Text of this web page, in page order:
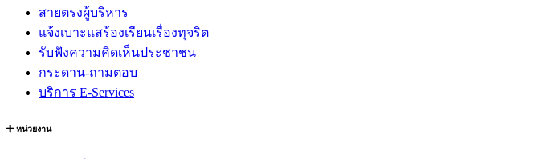
สายตรงผู้บริหาร
แจ้งเบาะแสร้องเรียนเรื่องทุจริต
รับฟังความคิดเห็นประชาชน
กระดาน-ถามตอบ
บริการ E-Services
หน่วยงาน